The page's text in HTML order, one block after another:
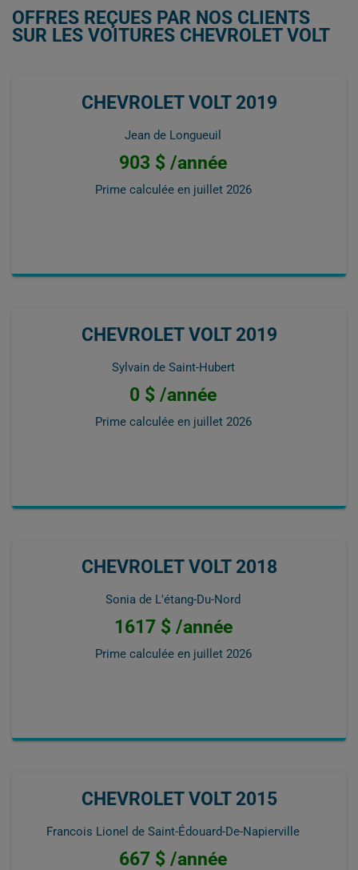
OFFRES REÇUES PAR NOS CLIENTS
SUR LES VOITURES CHEVROLET VOLT
CHEVROLET VOLT 2019
Jean de Longueuil
903 $ /année
Prime calculée en juillet 2026
CHEVROLET VOLT 2019
Sylvain de Saint-Hubert
0 $ /année
Prime calculée en juillet 2026
CHEVROLET VOLT 2018
Sonia de L'étang-Du-Nord
1617 $ /année
Prime calculée en juillet 2026
CHEVROLET VOLT 2015
Francois Lionel de Saint-Édouard-De-Napierville
667 $ /année